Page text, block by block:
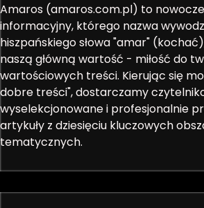
Amaros (amaros.com.pl) to
informacyjny, którego nazwa
hiszpańskiego słowa "amar"
naszą główną wartość - miłość do
wartościowych treści. Kierując się
dobre treści", dostarczamy
wyselekcjonowane i profesjonalnie
artykuły z dziesięciu kluczowych
tematycznych.